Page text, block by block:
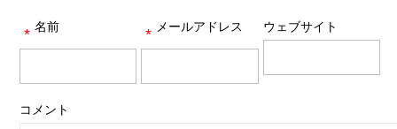
名前
* メールアドレス
* ウェブサイト
コメント